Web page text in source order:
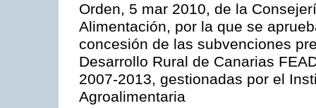
Orden, 5 mar 2010, de la
Alimentación, por la que se
concesión de las subvenciones
Desarrollo Rural de Canarias
2007-2013, gestionadas por el
Agroalimentaria